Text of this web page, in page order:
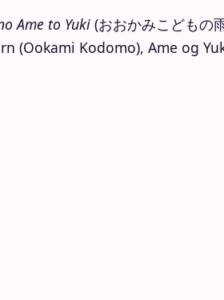
Ame to Yuki (おおかみこどもの
(Ookami Kodomo), Ame og